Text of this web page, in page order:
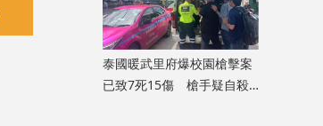
泰國暖武里府爆校園槍擊案
已致7死15傷 槍手疑自殺